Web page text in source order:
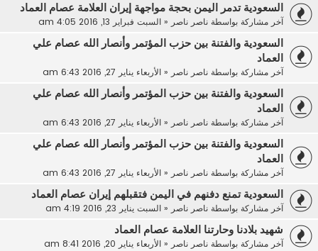
السعودية تدمر اليمن بحجة مواجهة إيران العلامة عصام العماد
آخر مشاركة بواسطة ناصر ناصر« السبت فبراير 13, 2016 4:05 am
السعودية والفتنة بين حزب المؤتمر وأنصار الله عصام علي
العماد
آخر مشاركة بواسطة ناصر ناصر« الأربعاء يناير 27, 2016 6:43 am
السعودية والفتنة بين حزب المؤتمر وأنصار الله عصام علي
العماد
آخر مشاركة بواسطة ناصر ناصر« الأربعاء يناير 27, 2016 6:43 am
السعودية والفتنة بين حزب المؤتمر وأنصار الله عصام علي
العماد
آخر مشاركة بواسطة ناصر ناصر« الأربعاء يناير 27, 2016 6:43 am
السعودية تمنع دفنهم في اليمن فتقبلهم إيران عصام العماد
آخر مشاركة بواسطة ناصر ناصر« السبت يناير 23, 2016 4:19 am
شهيد بلادنا وحارتنا العلامة عصام العماد
آخر مشاركة بواسطة ناصر ناصر« الأربعاء يناير 20, 2016 8:41 am